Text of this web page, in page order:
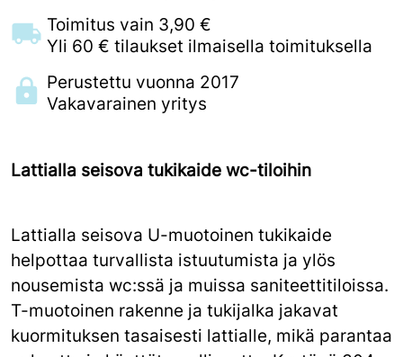
Toimitus vain 3,90 €
Yli 60 € tilaukset ilmaisella toimituksella
Perustettu vuonna 2017
Vakavarainen yritys
Lattialla seisova tukikaide wc-tiloihin
Lattialla seisova U-muotoinen tukikaide
helpottaa turvallista istuutumista ja ylös
nousemista wc:ssä ja muissa saniteettitiloissa.
T-muotoinen rakenne ja tukijalka jakavat
kuormituksen tasaisesti lattialle, mikä parantaa